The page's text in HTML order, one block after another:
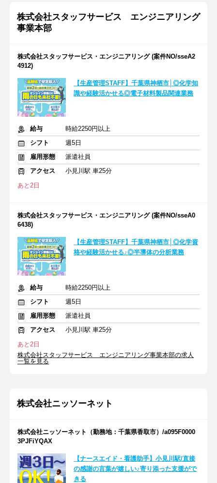
株式会社スタッフサービス エンジニアリング
事業本部
株式会社スタッフサービス・エンジニアリング (案件NO/sseA2
4912)
【生産管理STAFF】千葉県神栖市│◎化学知
識や経験活かせる◎電子材料製品関連業務
給与
時給2250円以上
シフト
週5日
雇用形態
派遣社員
アクセス
小見川駅 車25分
あと2日
株式会社スタッフサービス・エンジニアリング (案件NO/sseA0
6438)
【生産管理STAFF】千葉県神栖市│◎化学資
格や経験活かせる♪◎半導体の分析業務
給与
時給2250円以上
シフト
週5日
雇用形態
派遣社員
アクセス
小見川駅 車25分
あと2日
株式会社スタッフサービス エンジニアリング事業本部の求人
一覧を見る
株式会社ニッソーネット
株式会社ニッソーネット（勤務地：千葉県香取市）/a095F0000
3PJFiYQAX
【ナースエイド・看護助手】小見川駅/直接
の感謝の言葉が嬉しい♪寄り添った支援がで
きる